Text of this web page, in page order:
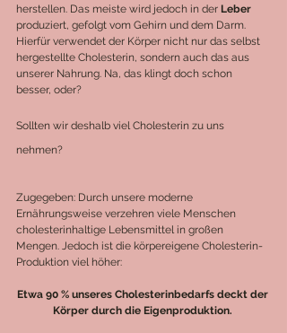
herstellen. Das meiste wird jedoch in der Leber
produziert, gefolgt vom Gehirn und dem Darm.
Hierfür verwendet der Körper nicht nur das selbst
hergestellte Cholesterin, sondern auch das aus
unserer Nahrung. Na, das klingt doch schon
besser, oder?
Sollten wir deshalb viel Cholesterin zu uns
nehmen?
Zugegeben: Durch unsere moderne
Ernährungsweise verzehren viele Menschen
cholesterinhaltige Lebensmittel in großen
Mengen. Jedoch ist die körpereigene Cholesterin-
Produktion viel höher:
Etwa 90 % unseres Cholesterinbedarfs deckt der
Körper durch die Eigenproduktion.